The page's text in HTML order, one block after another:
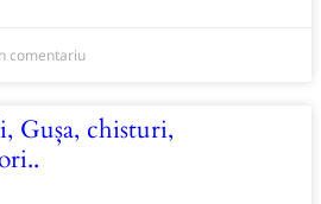
comentariu
Gușa, chisturi,